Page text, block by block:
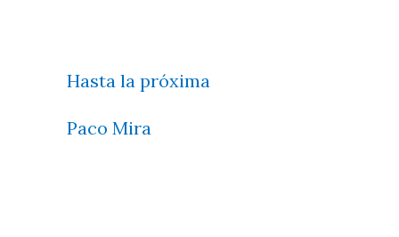
Hasta la próxima
Paco Mira